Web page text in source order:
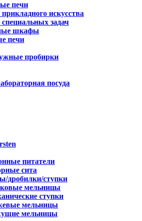
печи
искусства
задач
шкафы
печи
пробирки
посуда
питатели
сита
дробилки/ступки
мельницы
ступки
мельницы
мельницы